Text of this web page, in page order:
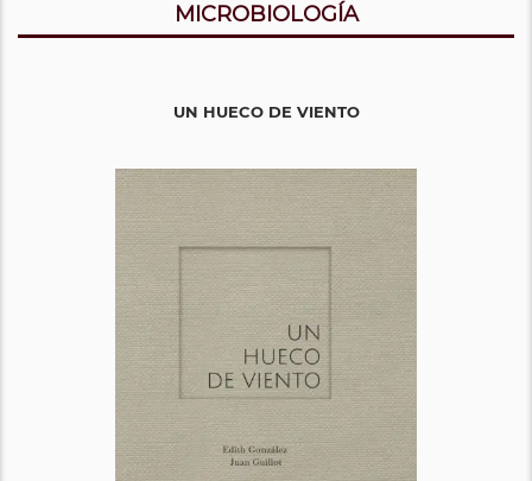
MICROBIOLOGÍA
UN HUECO DE VIENTO